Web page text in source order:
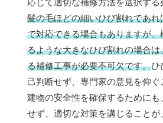
応じて適切な補修方法を選択する
髪の毛ほどの細いひび割れであ
で対応できる場合もありますが
るような大きなひび割れの場合
る補修工事が必要不可欠です。ひ
己判断せず、専門家の意見を仰ぐ
建物の安全性を確保するためにも
せず、適切な対策を講じることが